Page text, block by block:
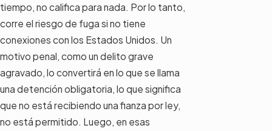
tiempo, no califica para nada. Por lo tanto,
corre el riesgo de fuga si no tiene
conexiones con los Estados Unidos. Un
motivo penal, como un delito grave
agravado, lo convertirá en lo que se llama
una detención obligatoria, lo que significa
que no está recibiendo una fianza por ley,
no está permitido. Luego, en esas